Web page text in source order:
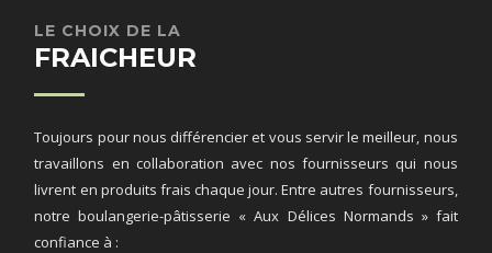
LE CHOIX DE LA
FRAICHEUR
Toujours pour nous différencier et vous servir le meilleur, nous
travaillons en collaboration avec nos fournisseurs qui nous
livrent en produits frais chaque jour. Entre autres fournisseurs,
notre boulangerie-pâtisserie « Aux Délices Normands » fait
confiance à :